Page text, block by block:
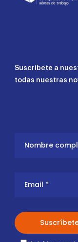
Suscríbete a
todas nuestras